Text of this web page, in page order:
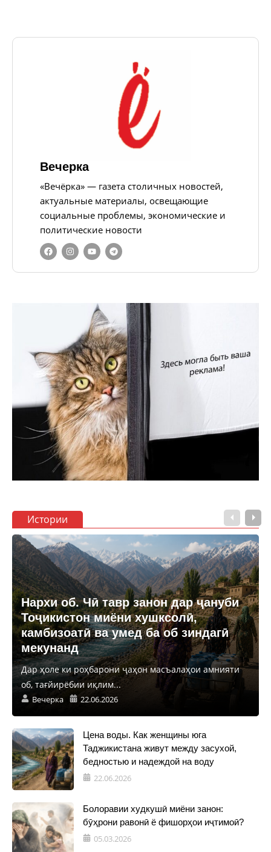
Вечерка
«Вечёрка» — газета столичных новостей,
актуальные материалы, освещающие
социальные проблемы, экономические и
политические новости
Истории
Нархи об. Чӣ тавр занон дар ҷануби
Тоҷикистон миёни хушксолӣ,
камбизоатӣ ва умед ба об зиндагӣ
мекунанд
Дар ҳоле ки роҳбарони ҷаҳон масъалаҳои амнияти
об, тағйирёбии иқлим...
Вечерка 22.06.2026
Цена воды. Как женщины юга
Таджикистана живут между засухой,
бедностью и надеждой на воду
22.06.2026
Болоравии худкушӣ миёни занон:
бӯҳрони равонӣ ё фишорҳои иҷтимоӣ?
05.03.2026